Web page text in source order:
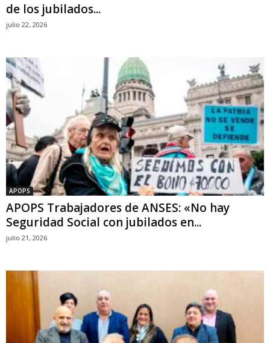
de los jubilados...
julio 22, 2026
APOPS
APOPS Trabajadores de ANSES: «No hay
Seguridad Social con jubilados en...
julio 21, 2026